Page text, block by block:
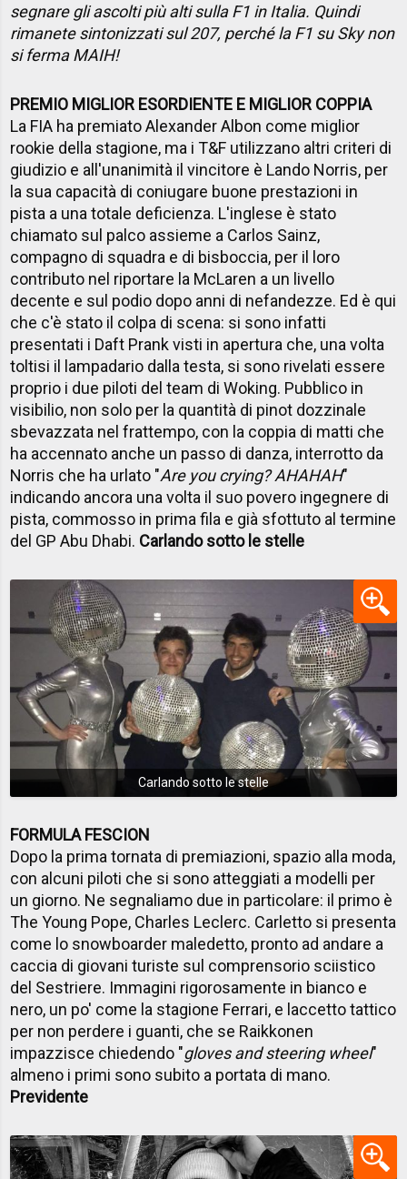
segnare gli ascolti più alti sulla F1 in Italia. Quindi
rimanete sintonizzati sul 207, perché la F1 su Sky non
si ferma MAIH!
PREMIO MIGLIOR ESORDIENTE E MIGLIOR COPPIA
La FIA ha premiato Alexander Albon come miglior
rookie della stagione, ma i T&F utilizzano altri criteri di
giudizio e all'unanimità il vincitore è Lando Norris, per
la sua capacità di coniugare buone prestazioni in
pista a una totale deficienza. L'inglese è stato
chiamato sul palco assieme a Carlos Sainz,
compagno di squadra e di bisboccia, per il loro
contributo nel riportare la McLaren a un livello
decente e sul podio dopo anni di nefandezze. Ed è qui
che c'è stato il colpa di scena: si sono infatti
presentati i Daft Prank visti in apertura che, una volta
toltisi il lampadario dalla testa, si sono rivelati essere
proprio i due piloti del team di Woking. Pubblico in
visibilio, non solo per la quantità di pinot dozzinale
sbevazzata nel frattempo, con la coppia di matti che
ha accennato anche un passo di danza, interrotto da
Norris che ha urlato "Are you crying? AHAHAH"
indicando ancora una volta il suo povero ingegnere di
pista, commosso in prima fila e già sfottuto al termine
del GP Abu Dhabi. Carlando sotto le stelle
Carlando sotto le stelle
FORMULA FESCION
Dopo la prima tornata di premiazioni, spazio alla moda,
con alcuni piloti che si sono atteggiati a modelli per
un giorno. Ne segnaliamo due in particolare: il primo è
The Young Pope, Charles Leclerc. Carletto si presenta
come lo snowboarder maledetto, pronto ad andare a
caccia di giovani turiste sul comprensorio sciistico
del Sestriere. Immagini rigorosamente in bianco e
nero, un po' come la stagione Ferrari, e laccetto tattico
per non perdere i guanti, che se Raikkonen
impazzisce chiedendo "gloves and steering wheel"
almeno i primi sono subito a portata di mano.
Previdente